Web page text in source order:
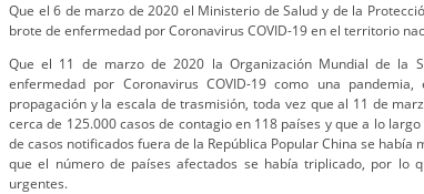
Que el 6 de marzo de 2020 el Ministerio de Salud y de la
brote de enfermedad por Coronavirus COVID-19 en el territorio
Que el 11 de marzo de 2020 la Organización Mundial de la
enfermedad por Coronavirus COVID-19 como una
propagación y la escala de trasmisión, toda vez que al 11 de
cerca de 125.000 casos de contagio en 118 países y que a lo
de casos notificados fuera de la República Popular China se
que el número de países afectados se había triplicado, por lo
urgentes.